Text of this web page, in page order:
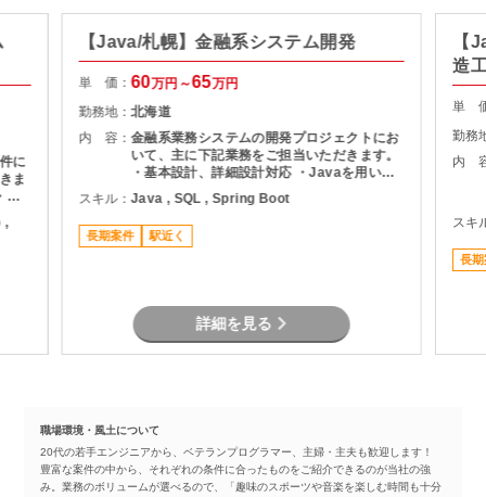
に
ま
要
調
,
【Java/札幌】金融系システム開発
単 価：60万円～65万円
勤務地：北海道
内 容：金融系業務システムの開発プロジェクトにお
いて、主に下記業務をご担当いただきます。
・基本設計、詳細設計対応 ・Javaを用いた
アプリケーション開発 ・テスト計画および各
種試験対応 ・開発メンバーへの技術支援・レ
ビュー ・リリースまでの開発推進
スキル：Java , SQL , Spring Boot
長期案件 駅近く
詳細を見る
【
造
単
勤務
内
スキ
長期
職場環境・風土について
20代の若手エンジニアから、ベテランプログラマー、主婦・主夫も歓迎します！
豊富な案件の中から、それぞれの条件に合ったものをご紹介できるのが当社の強
み。業務のボリュームが選べるので、「趣味のスポーツや音楽を楽しむ時間も十分